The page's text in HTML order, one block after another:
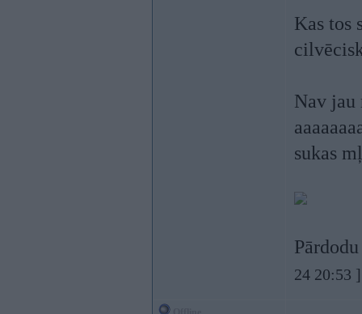
Kas tos
Nav jau
sukas
24 20:53 ]